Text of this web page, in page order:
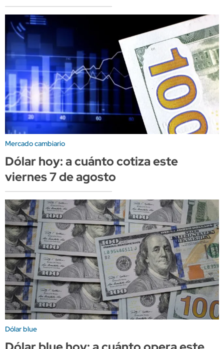
Mercado cambiario
Dólar hoy: a cuánto cotiza este
viernes 7 de agosto
Dólar blue